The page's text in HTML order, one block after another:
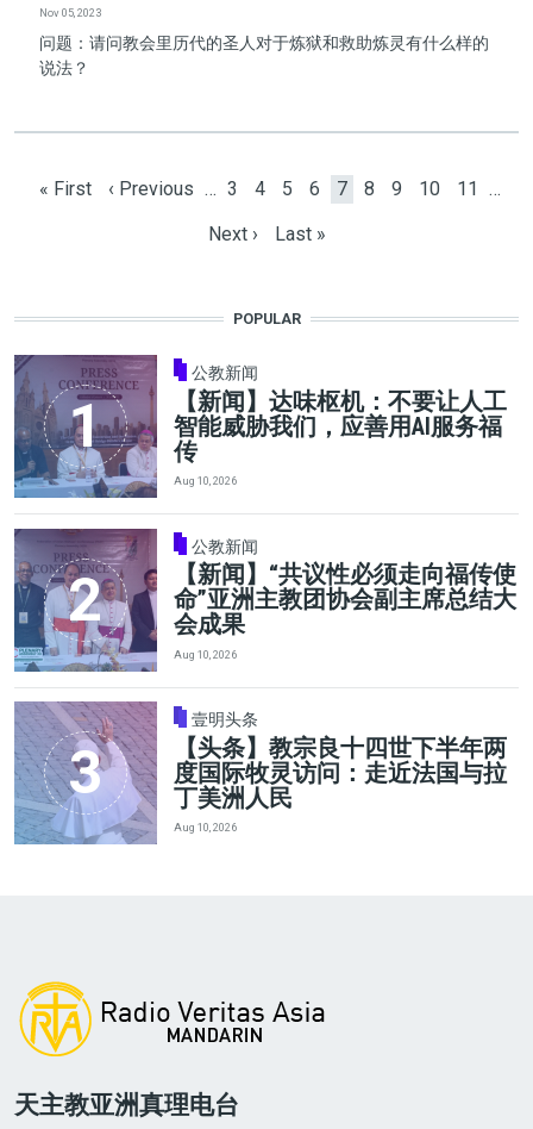
Nov 05, 2023
问题：请问教会里历代的圣人对于炼狱和救助炼灵有什么样的
说法？
First page
« First Previous page
‹ Previous … Page
3 Page
4 Page
5 Page
6 Current page
7 Page
8 Page
9 Page
10 Page
11
…
Next page
Next › Last page
Last »
POPULAR
公教新闻
【新闻】达味枢机：不要让人工
智能威胁我们，应善用AI服务福
传
Aug 10, 2026
公教新闻
【新闻】“共议性必须走向福传使
命”亚洲主教团协会副主席总结大
会成果
Aug 10, 2026
壹明头条
【头条】教宗良十四世下半年两
度国际牧灵访问：走近法国与拉
丁美洲人民
Aug 10, 2026
天主教亚洲真理电台